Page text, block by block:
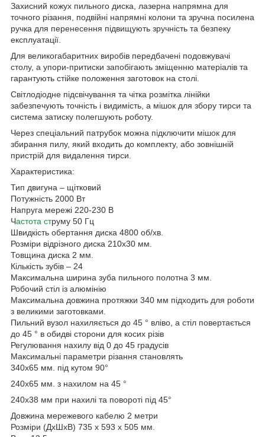
Захисний кожух пильного диска, лазерна напрямна для
точного різання, подвійні напрямні колони та зручна посилена
ручка для перенесення підвищують зручність та безпеку
експлуатації.
Для великогабаритних виробів передбачені подовжувачі
столу, а упори-притиски запобігають зміщенню матеріалів та
гарантують стійке положення заготовок на столі.
Світлодіодне підсвічування та чітка розмітка лінійки
забезпечують точність і видимість, а мішок для збору тирси та
система затиску полегшують роботу.
Через спеціальний патрубок можна підключити мішок для
збирання пилу, який входить до комплекту, або зовнішній
пристрій для видалення тирси.
Характеристика:
Тип двигуна – щітковий
Потужність 2000 Вт
Напруга мережі 220-230 В
Частота струму 50 Гц
Швидкість обертання диска 4800 об/хв.
Розміри відрізного диска 210x30 мм.
Товщина диска 2 мм.
Кількість зубів – 24
Максимальна ширина зуба пильного полотна 3 мм.
Робочий стіл із алюмінію
Максимальна довжина протяжки 340 мм підходить для роботи
з великими заготовками.
Пильний вузол нахиляється до 45 ° вліво, а стіл повертається
до 45 ° в обидві сторони для косих різів
Регулювання нахилу від 0 до 45 градусів
Максимальні параметри різання становлять
340x65 мм. під кутом 90°
240x65 мм. з нахилом на 45 °
240x38 мм при нахилі та повороті під 45°
Довжина мережевого кабелю 2 метри
Розміри (ДхШхВ) 735 х 593 х 505 мм.